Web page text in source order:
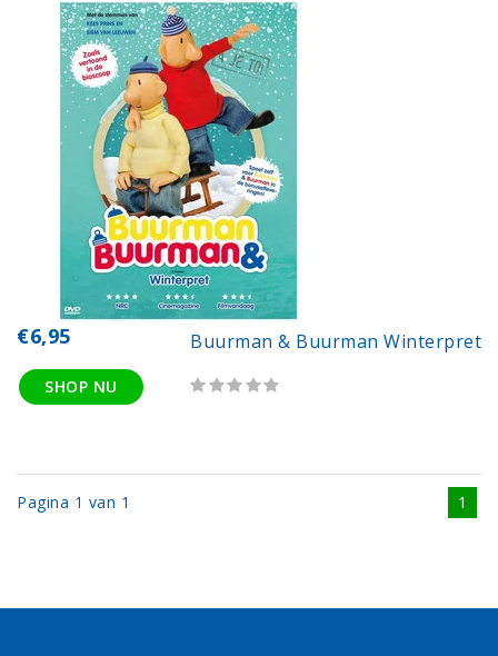
Buurman & Buurman Winterpret
€6,95
SHOP NU
Pagina 1 van 1 1